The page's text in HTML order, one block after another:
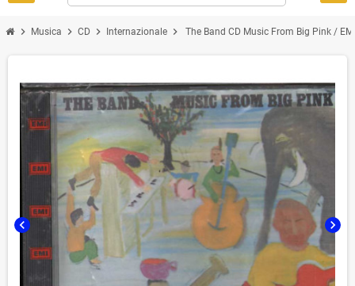
chevron_right Musica chevron_right CD chevron_right Internazionale chevron_right The Band CD Music From Big Pink /
chevron_left chevron_right